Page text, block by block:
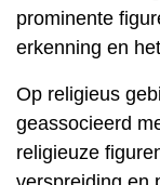
prominente
erkenning en
Op religieus
geassocieerd
religieuze